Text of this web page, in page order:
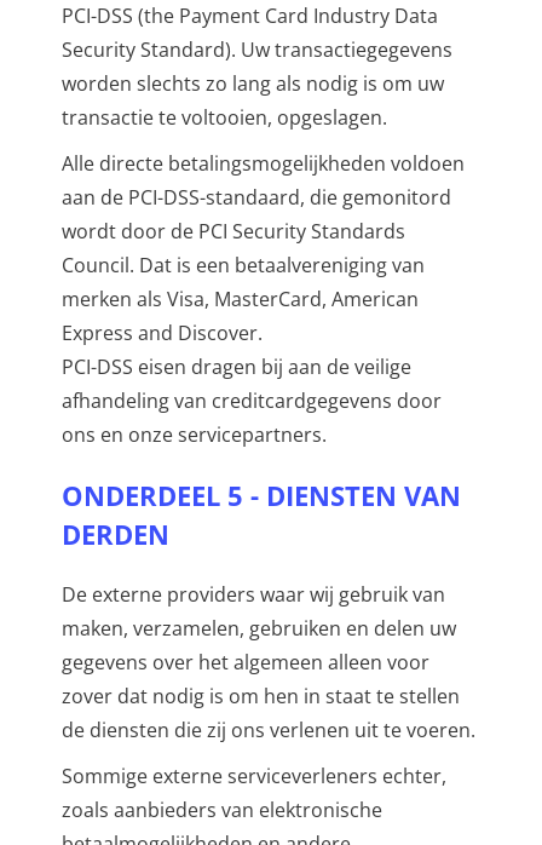
PCI-DSS (the Payment Card Industry Data
Security Standard). Uw transactiegegevens
worden slechts zo lang als nodig is om uw
transactie te voltooien, opgeslagen.
Alle directe betalingsmogelijkheden voldoen
aan de PCI-DSS-standaard, die gemonitord
wordt door de PCI Security Standards
Council. Dat is een betaalvereniging van
merken als Visa, MasterCard, American
Express and Discover.
PCI-DSS eisen dragen bij aan de veilige
afhandeling van creditcardgegevens door
ons en onze servicepartners.
ONDERDEEL 5 - DIENSTEN VAN
DERDEN
De externe providers waar wij gebruik van
maken, verzamelen, gebruiken en delen uw
gegevens over het algemeen alleen voor
zover dat nodig is om hen in staat te stellen
de diensten die zij ons verlenen uit te voeren.
Sommige externe serviceverleners echter,
zoals aanbieders van elektronische